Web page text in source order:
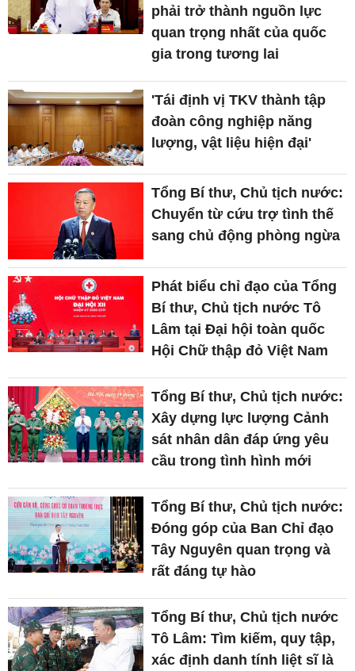
phải trở thành nguồn lực
quan trọng nhất của quốc
gia trong tương lai
'Tái định vị TKV thành tập
đoàn công nghiệp năng
lượng, vật liệu hiện đại'
Tổng Bí thư, Chủ tịch nước:
Chuyển từ cứu trợ tình thế
sang chủ động phòng ngừa
Phát biểu chỉ đạo của Tổng
Bí thư, Chủ tịch nước Tô
Lâm tại Đại hội toàn quốc
Hội Chữ thập đỏ Việt Nam
Tổng Bí thư, Chủ tịch nước:
Xây dựng lực lượng Cảnh
sát nhân dân đáp ứng yêu
cầu trong tình hình mới
Tổng Bí thư, Chủ tịch nước:
Đóng góp của Ban Chỉ đạo
Tây Nguyên quan trọng và
rất đáng tự hào
Tổng Bí thư, Chủ tịch nước
Tô Lâm: Tìm kiếm, quy tập,
xác định danh tính liệt sĩ là